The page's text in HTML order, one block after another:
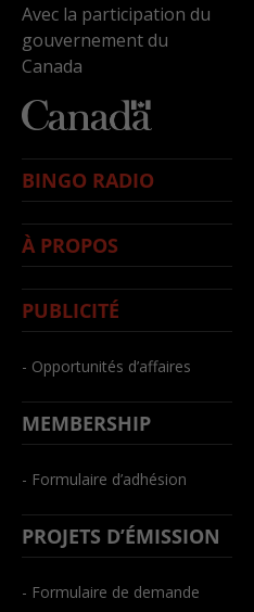
Avec la participation du
gouvernement du
Canada
BINGO RADIO
À PROPOS
PUBLICITÉ
- Opportunités d’affaires
MEMBERSHIP
- Formulaire d’adhésion
PROJETS D’ÉMISSION
- Formulaire de demande